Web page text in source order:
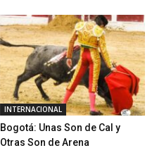
INTERNACIONAL
Bogotá: Unas Son de Cal y
Otras Son de Arena